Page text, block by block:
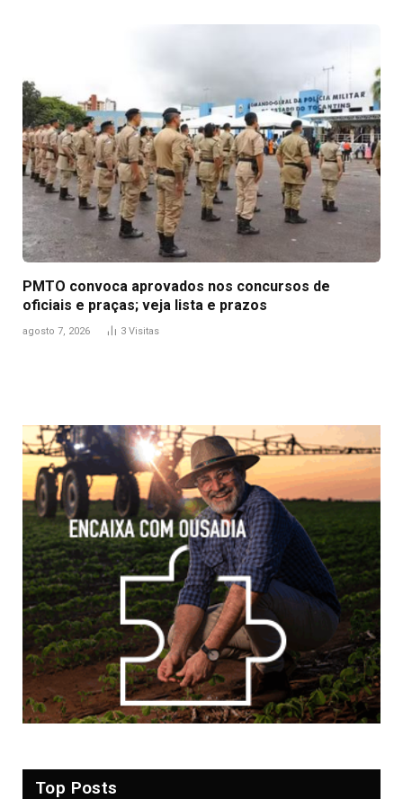
PMTO convoca aprovados nos concursos de
oficiais e praças; veja lista e prazos
agosto 7, 2026 3 Visitas
Top Posts